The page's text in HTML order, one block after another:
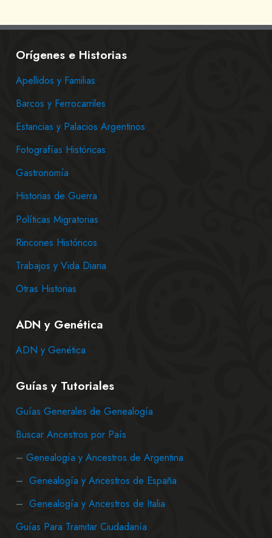
Orígenes e Historias
Apellidos y Familias
Barcos y Ferrocarriles
Estancias y Palacios Argentinos
Fotografías Históricas
Gastronomía
Historias de Guerra
Políticas Migratorias
Rincones Históricos
Trabajos y Vida Diaria
Otras Historias
ADN y Genética
ADN y Genética
Guías y Tutoriales
Guías Generales de Genealogía
Buscar Ancestros por País
– Genealogía y Ancestros de Argentina
– Genealogía y Ancestros de España
– Genealogía y Ancestros de Italia
Guías Para Tramitar Ciudadanía